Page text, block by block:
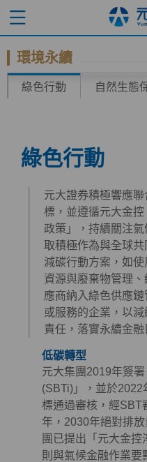
環境永續
綠色行動 自然生態
綠色行動
元大證券積極響應
標，並遵循元大金
政策」，持續關注
取積極作為與全球
減碳行動方案，如
資源與廢棄物管理
應商納入綠色供應
或服務的企業，以
責任，落實永續金融
低碳轉型
元大集團2019年簽
(SBTi)」，並於2022
標通過審核，經SBT
年，2030年絕對排
團已提出「元大金
則與氣候金融作業要